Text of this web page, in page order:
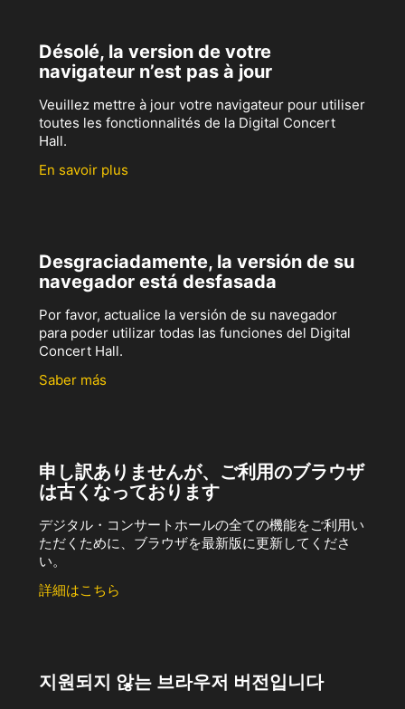
Désolé, la version de votre
navigateur n’est pas à jour
Veuillez mettre à jour votre navigateur pour utiliser
toutes les fonctionnalités de la Digital Concert
Hall.
En savoir plus
Desgraciadamente, la versión de su
navegador está desfasada
Por favor, actualice la versión de su navegador
para poder utilizar todas las funciones del Digital
Concert Hall.
Saber más
申し訳ありませんが、ご利用のブラウザ
は古くなっております
デジタル・コンサートホールの全ての機能をご利用い
ただくために、ブラウザを最新版に更新してくださ
い。
詳細はこちら
지원되지 않는 브라우저 버전입니다